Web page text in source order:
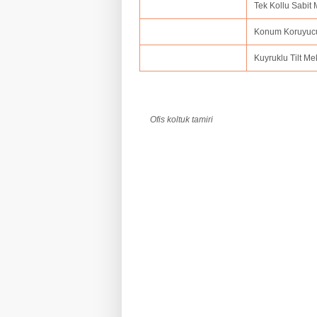
Tek Kollu Sabit
Konum
Kuyruklu Tilt
Ofis koltuk tamiri